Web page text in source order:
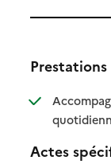
Actes